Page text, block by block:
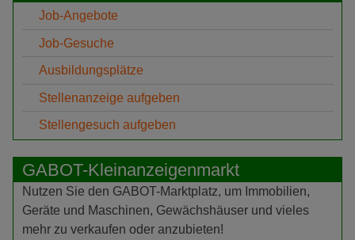
Job-Angebote
Job-Gesuche
Ausbildungsplätze
Stellenanzeige aufgeben
Stellengesuch aufgeben
GABOT-Kleinanzeigenmarkt
Nutzen Sie den GABOT-Marktplatz, um Immobilien,
Geräte und Maschinen, Gewächshäuser und vieles
mehr zu verkaufen oder anzubieten!